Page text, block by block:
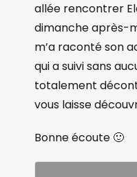
allée rencontrer
dimanche après-
m’a raconté son
qui a suivi sans
totalement
vous laisse
Bonne écoute 🙂